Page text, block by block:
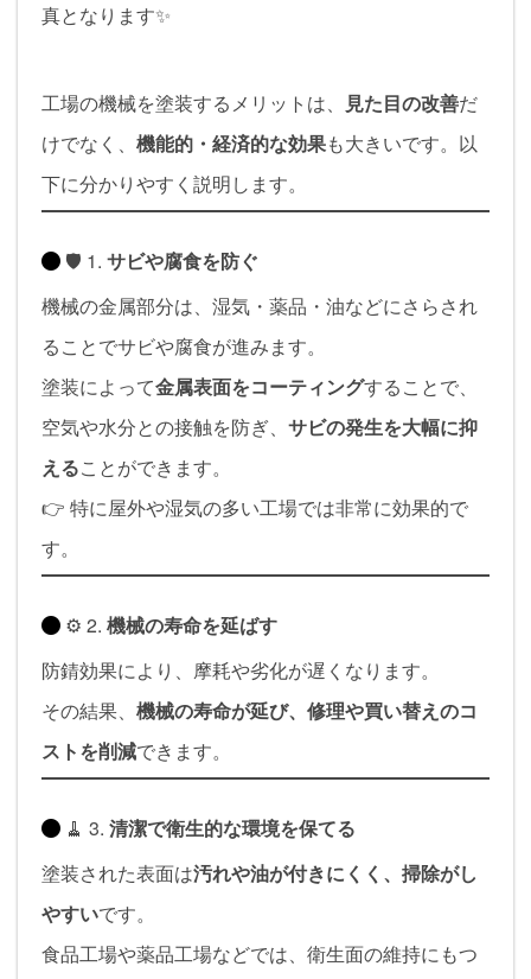
真となります✨
工場の機械を塗装するメリットは、 見た目の改善だ
けでなく、 機能的・経済的な効果も大きいです。以
下に分かりやすく説明します。
🛡️ 1. サビや腐食を防ぐ
機械の金属部分は、湿気・薬品・油などにさらされ
ることでサビや腐食が進みます。
塗装によって金属表面をコーティングすることで、
空気や水分との接触を防ぎ、 サビの発生を大幅に抑
えることができます。
👉 特に屋外や湿気の多い工場では非常に効果的で
す。
⚙️ 2. 機械の寿命を延ばす
防錆効果により、摩耗や劣化が遅くなります。
その結果、 機械の寿命が延び、修理や買い替えのコ
ストを削減できます。
🧹 3. 清潔で衛生的な環境を保てる
塗装された表面は汚れや油が付きにくく、掃除がし
やすいです。
食品工場や薬品工場などでは、衛生面の維持にもつ